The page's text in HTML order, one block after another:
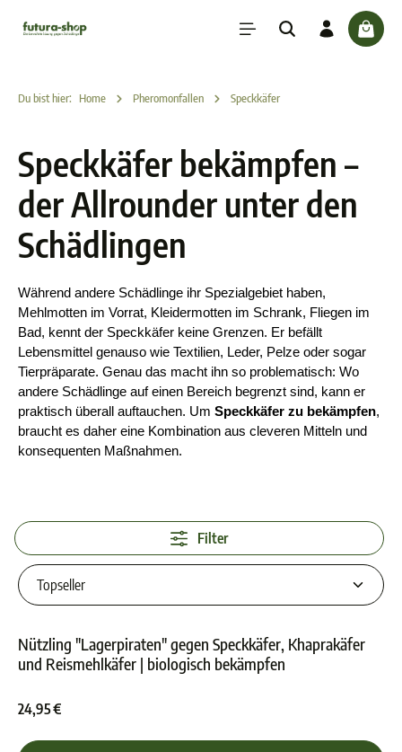
springen
Du bist hier: Home Pheromonfallen Speckkäfer
Speckkäfer bekämpfen –
der Allrounder unter den
Schädlingen
Während andere Schädlinge ihr Spezialgebiet haben,
Mehlmotten im Vorrat, Kleidermotten im Schrank, Fliegen im
Bad, kennt der Speckkäfer keine Grenzen. Er befällt
Lebensmittel genauso wie Textilien, Leder, Pelze oder sogar
Tierpräparate. Genau das macht ihn so problematisch: Wo
andere Schädlinge auf einen Bereich begrenzt sind, kann er
praktisch überall auftauchen. Um Speckkäfer zu bekämpfen,
braucht es daher eine Kombination aus cleveren Mitteln und
konsequenten Maßnahmen.
Filter
Durchschnittliche
Nützling "Lagerpiraten" gegen Speckkäfer, Khaprakäfer
und Reismehlkäfer | biologisch bekämpfen
24,95 €